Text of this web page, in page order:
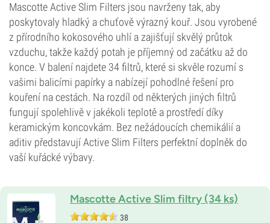
Mascotte Active Slim Filters jsou navrženy tak, aby
poskytovaly hladký a chuťově výrazný kouř. Jsou vyrobené
z přírodního kokosového uhlí a zajišťují skvělý průtok
vzduchu, takže každý potah je příjemný od začátku až do
konce. V balení najdete 34 filtrů, které si skvěle rozumí s
vašimi balicími papírky a nabízejí pohodlné řešení pro
kouření na cestách. Na rozdíl od některých jiných filtrů
fungují spolehlivě v jakékoli teplotě a prostředí díky
keramickým koncovkám. Bez nežádoucích chemikálií a
aditiv představují Active Slim Filters perfektní doplněk do
vaší kuřácké výbavy.
Mascotte Active Slim filtry (34 ks)
38